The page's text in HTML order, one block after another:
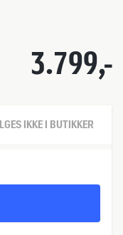
3.799,-
IKKE I BUTIKKER